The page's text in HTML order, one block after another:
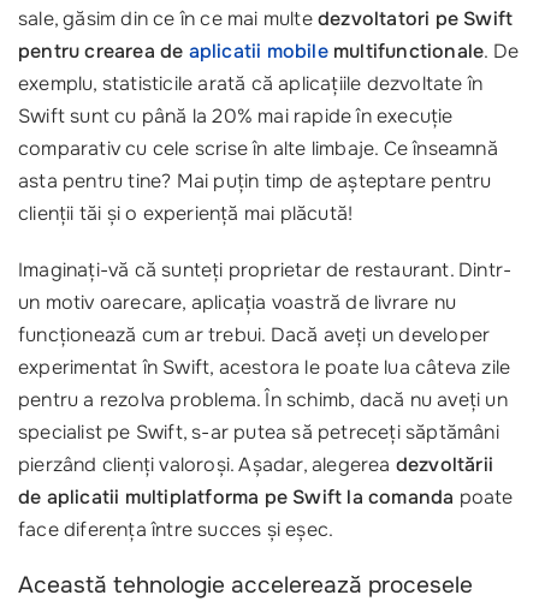
sale, găsim din ce în ce mai multedezvoltatori pe Swift
pentru crearea de aplicatii mobilemultifunctionale. De
exemplu, statisticile arată că aplicațiile dezvoltate în
Swift sunt cu până la 20% mai rapide în execuție
comparativ cu cele scrise în alte limbaje. Ce înseamnă
asta pentru tine? Mai puțin timp de așteptare pentru
clienții tăi și o experiență mai plăcută!
Imaginați-vă că sunteți proprietar de restaurant. Dintr-
un motiv oarecare, aplicația voastră de livrare nu
funcționează cum ar trebui. Dacă aveți un developer
experimentat în Swift, acestora le poate lua câteva zile
pentru a rezolva problema. În schimb, dacă nu aveți un
specialist pe Swift, s-ar putea să petreceți săptămâni
pierzând clienți valoroși. Așadar, alegerea dezvoltării
de aplicatii multiplatforma pe Swift la comanda poate
face diferența între succes și eșec.
Această tehnologie accelerează procesele